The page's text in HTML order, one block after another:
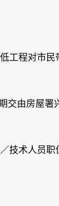
工程对市
由房屋
技术人员职